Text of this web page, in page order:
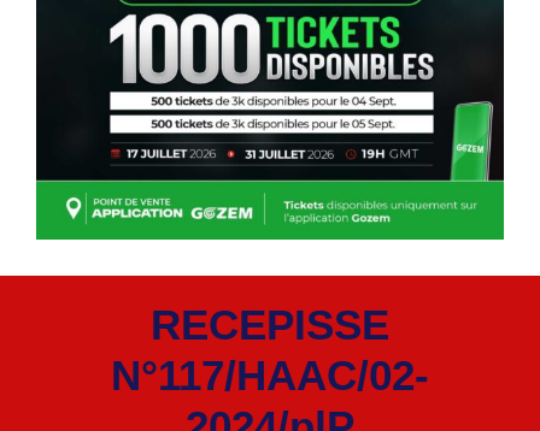
RECEPISSE
N°117/HAAC/02-